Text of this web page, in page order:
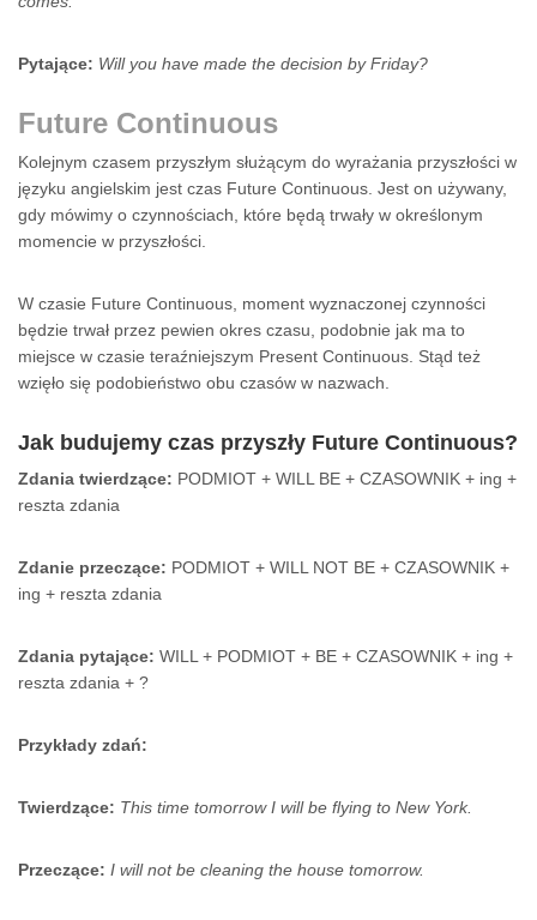
Pytające: Will you have made the decision by Friday?
Future Continuous
Kolejnym czasem przyszłym służącym do wyrażania przyszłości w
języku angielskim jest czas Future Continuous. Jest on używany,
gdy mówimy o czynnościach, które będą trwały w określonym
momencie w przyszłości.
W czasie Future Continuous, moment wyznaczonej czynności
będzie trwał przez pewien okres czasu, podobnie jak ma to
miejsce w czasie teraźniejszym Present Continuous. Stąd też
wzięło się podobieństwo obu czasów w nazwach.
Jak budujemy czas przyszły Future Continuous?
Zdania twierdzące: PODMIOT + WILL BE + CZASOWNIK + ing +
reszta zdania
Zdanie przeczące: PODMIOT + WILL NOT BE + CZASOWNIK +
ing + reszta zdania
Zdania pytające: WILL + PODMIOT + BE + CZASOWNIK + ing +
reszta zdania + ?
Przykłady zdań:
Twierdzące: This time tomorrow I will be flying to New York.
Przeczące: I will not be cleaning the house tomorrow.